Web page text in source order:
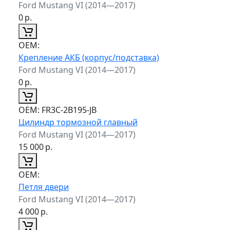
Ford Mustang VI (2014—2017)
0р.
ОЕМ:
Крепление АКБ (корпус/подставка)
Ford Mustang VI (2014—2017)
0р.
ОЕМ: FR3C-2B195-JB
Цилиндр тормозной главный
Ford Mustang VI (2014—2017)
15 000р.
ОЕМ:
Петля двери
Ford Mustang VI (2014—2017)
4 000р.